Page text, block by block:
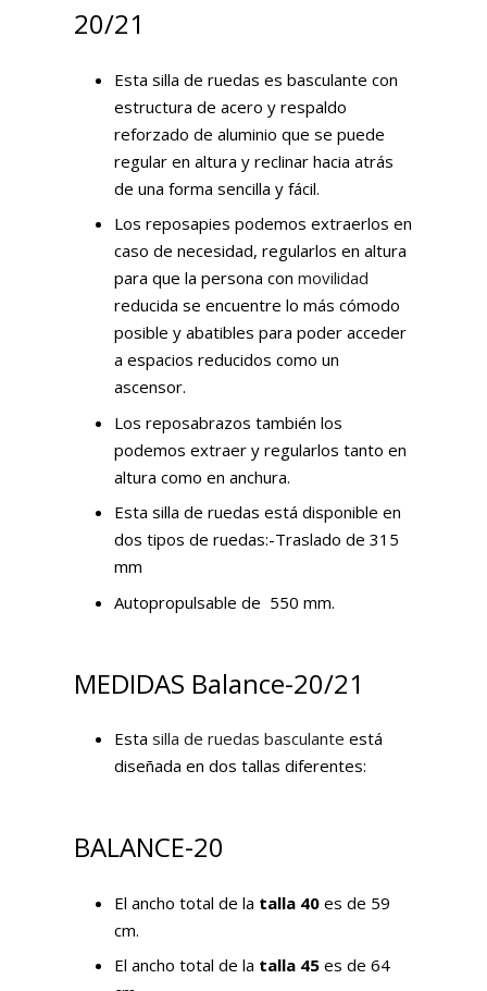
20/21
Esta silla de ruedas es basculante con
estructura de acero y respaldo
reforzado de aluminio que se puede
regular en altura y reclinar hacia atrás
de una forma sencilla y fácil.
Los reposapies podemos extraerlos en
caso de necesidad, regularlos en altura
para que la persona con movilidad
reducida se encuentre lo más cómodo
posible y abatibles para poder acceder
a espacios reducidos como un
ascensor.
Los reposabrazos también los
podemos extraer y regularlos tanto en
altura como en anchura.
Esta silla de ruedas está disponible en
dos tipos de ruedas:-Traslado de 315
mm
Autopropulsable de 550 mm.
MEDIDAS Balance-20/21
Esta silla de ruedas basculante está
diseñada en dos tallas diferentes:
BALANCE-20
El ancho total de la talla 40 es de 59
cm.
El ancho total de la talla 45 es de 64